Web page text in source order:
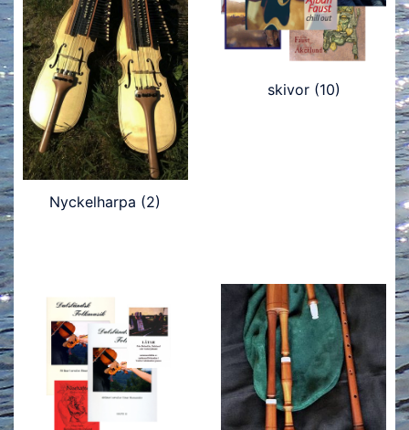
Nyckelharpa (2)
skivor (10)